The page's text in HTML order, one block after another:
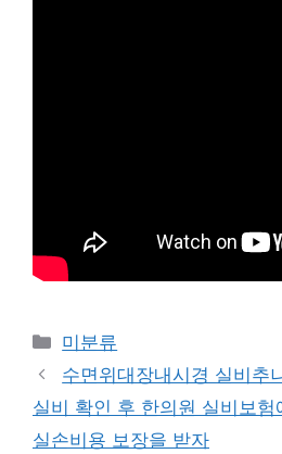
Categories
미분류
수면위대장내시경 실비추
실비 확인 후 한의원 실비보험
실손비용 보장을 받자